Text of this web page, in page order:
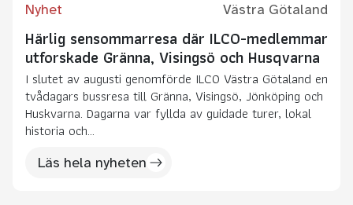
Nyhet Västra Götaland
Härlig sensommarresa där ILCO-medlemmar
utforskade Gränna, Visingsö och Husqvarna
I slutet av augusti genomförde ILCO Västra Götaland en
tvådagars bussresa till Gränna, Visingsö, Jönköping och
Huskvarna. Dagarna var fyllda av guidade turer, lokal
historia och...
Läs hela nyheten